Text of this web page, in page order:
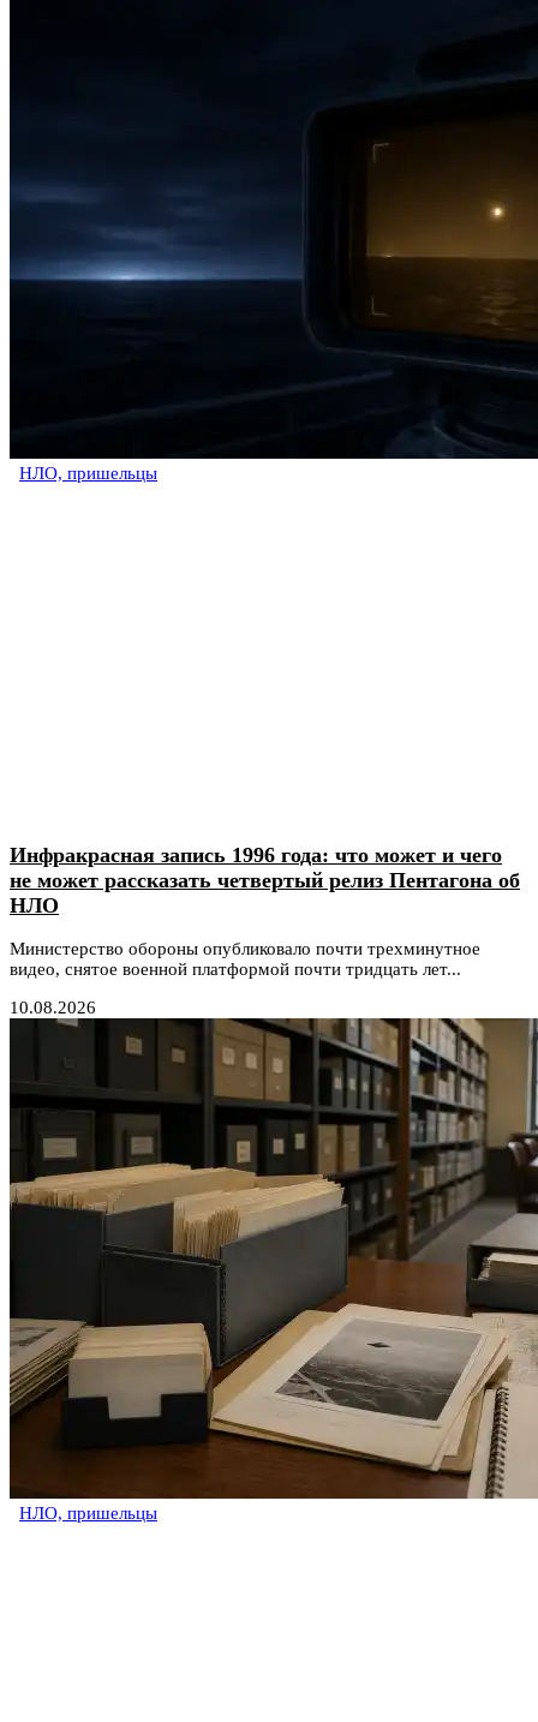
НЛО, пришельцы
Инфракрасная запись 1996 года: что может и чего
не может рассказать четвертый релиз Пентагона об
НЛО
Министерство обороны опубликовало почти трехминутное
видео, снятое военной платформой почти тридцать лет...
10.08.2026
НЛО, пришельцы